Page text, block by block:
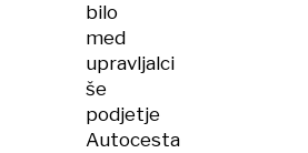
bilo
med
upravljalci
še
podjetje
Autocesta